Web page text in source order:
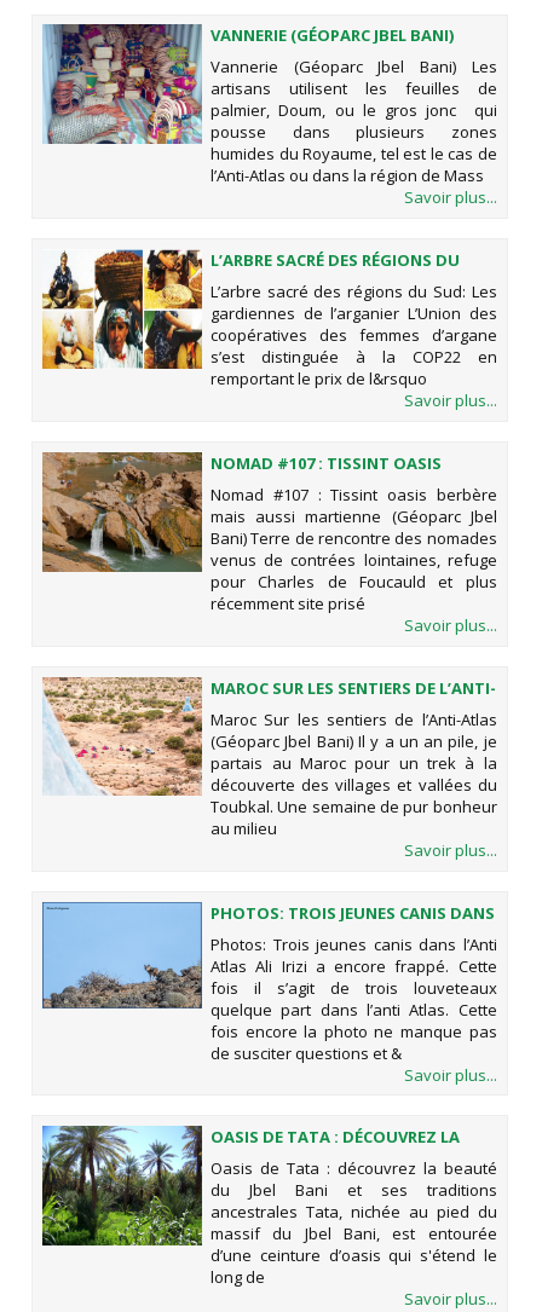
VANNERIE (GÉOPARC JBEL BANI)
Vannerie (Géoparc Jbel Bani) Les
artisans utilisent les feuilles de
palmier, Doum, ou le gros jonc qui
pousse dans plusieurs zones
humides du Royaume, tel est le cas de
l’Anti-Atlas ou dans la région de Mass
Savoir plus...
L’ARBRE SACRÉ DES RÉGIONS DU
SUD: LES GARDIENNES DE
L’ARGANIER
L’arbre sacré des régions du Sud: Les
gardiennes de l’arganier L’Union des
coopératives des femmes d’argane
s’est distinguée à la COP22 en
remportant le prix de l&rsquo
Savoir plus...
NOMAD #107 : TISSINT OASIS
BERBÈRE MAIS AUSSI MARTIENNE
(GÉOPARC JBEL BANI)
Nomad #107 : Tissint oasis berbère
mais aussi martienne (Géoparc Jbel
Bani) Terre de rencontre des nomades
venus de contrées lointaines, refuge
pour Charles de Foucauld et plus
récemment site prisé
Savoir plus...
MAROC SUR LES SENTIERS DE L’ANTI-
ATLAS (GÉOPARC JBEL BANI)
Maroc Sur les sentiers de l’Anti-Atlas
(Géoparc Jbel Bani) Il y a un an pile, je
partais au Maroc pour un trek à la
découverte des villages et vallées du
Toubkal. Une semaine de pur bonheur
au milieu
Savoir plus...
PHOTOS: TROIS JEUNES CANIS DANS
L’ANTI ATLAS
Photos: Trois jeunes canis dans l’Anti
Atlas Ali Irizi a encore frappé. Cette
fois il s’agit de trois louveteaux
quelque part dans l’anti Atlas. Cette
fois encore la photo ne manque pas
de susciter questions et &
Savoir plus...
OASIS DE TATA : DÉCOUVREZ LA
BEAUTÉ DU JBEL BANI ET SES
TRADITIONS ANCESTRALES
Oasis de Tata : découvrez la beauté
du Jbel Bani et ses traditions
ancestrales Tata, nichée au pied du
massif du Jbel Bani, est entourée
d’une ceinture d’oasis qui s'étend le
long de
Savoir plus...